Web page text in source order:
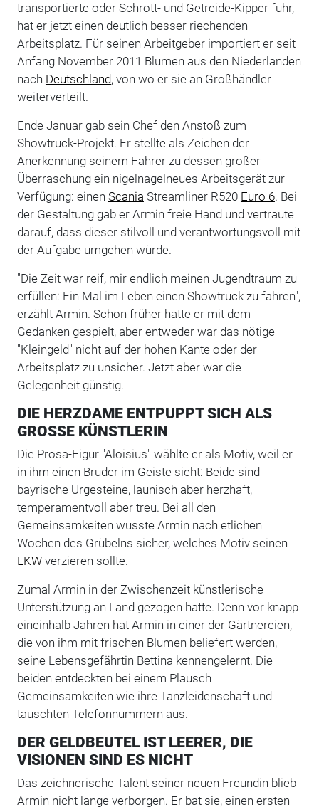
transportierte oder Schrott- und Getreide-Kipper fuhr,
hat er jetzt einen deutlich besser riechenden
Arbeitsplatz. Für seinen Arbeitgeber importiert er seit
Anfang November 2011 Blumen aus den Niederlanden
nach Deutschland, von wo er sie an Großhändler
weiterverteilt.
Ende Januar gab sein Chef den Anstoß zum
Showtruck-Projekt. Er stellte als Zeichen der
Anerkennung seinem Fahrer zu dessen großer
Überraschung ein nigelnagelneues Arbeitsgerät zur
Verfügung: einen Scania Streamliner R520 Euro 6. Bei
der Gestaltung gab er Armin freie Hand und vertraute
darauf, dass dieser stilvoll und verantwortungsvoll mit
der Aufgabe umgehen würde.
"Die Zeit war reif, mir endlich meinen Jugendtraum zu
erfüllen: Ein Mal im Leben einen Showtruck zu fahren",
erzählt Armin. Schon früher hatte er mit dem
Gedanken gespielt, aber entweder war das nötige
"Kleingeld" nicht auf der hohen Kante oder der
Arbeitsplatz zu unsicher. Jetzt aber war die
Gelegenheit günstig.
DIE HERZDAME ENTPUPPT SICH ALS
GROSSE KÜNSTLERIN
Die Prosa-Figur "Aloisius" wählte er als Motiv, weil er
in ihm einen Bruder im Geiste sieht: Beide sind
bayrische Urgesteine, launisch aber herzhaft,
temperamentvoll aber treu. Bei all den
Gemeinsamkeiten wusste Armin nach etlichen
Wochen des Grübelns sicher, welches Motiv seinen
LKWverzieren sollte.
Zumal Armin in der Zwischenzeit künstlerische
Unterstützung an Land gezogen hatte. Denn vor knapp
eineinhalb Jahren hat Armin in einer der Gärtnereien,
die von ihm mit frischen Blumen beliefert werden,
seine Lebensgefährtin Bettina kennengelernt. Die
beiden entdeckten bei einem Plausch
Gemeinsamkeiten wie ihre Tanzleidenschaft und
tauschten Telefonnummern aus.
DER GELDBEUTEL IST LEERER, DIE
VISIONEN SIND ES NICHT
Das zeichnerische Talent seiner neuen Freundin blieb
Armin nicht lange verborgen. Er bat sie, einen ersten